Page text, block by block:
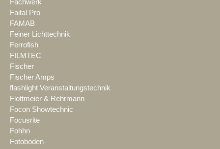
Fachwerk
Faital Pro
FAMAB
Feiner Lichttechnik
Ferrofish
FILMTEC
Fischer
Fischer Amps
flashlight Veranstaltungstechnik
Flottmeier & Rehrmann
Focon Showtechnic
Focusrite
Fohhn
Fotoboden